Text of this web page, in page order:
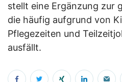
stellt eine Ergänzung zur
die häufig aufgrund von
Pflegezeiten und
ausfällt.